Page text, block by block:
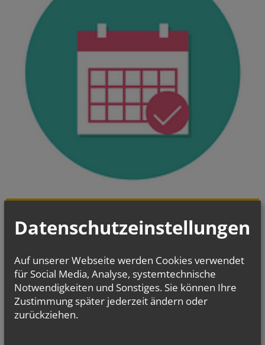
Termine der Pfarre Leobendorf
Datenschutzeinstellungen
Auf unserer Webseite werden Cookies verwendet
für Social Media, Analyse, systemtechnische
Notwendigkeiten und Sonstiges. Sie können Ihre
Zustimmung später jederzeit ändern oder
zurückziehen.